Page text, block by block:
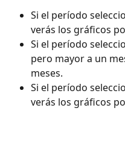
Si el período
verás los gráficos
Si el período
pero mayor a un
meses.
Si el período
verás los gráficos